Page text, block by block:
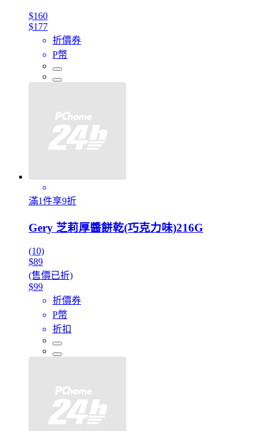
$160
$177
折價券
P幣
滿1件享9折
Gery 芝莉厚醬餅乾(巧克力味)216G
(10)
$89
(售價已折)
$99
折價券
P幣
折扣